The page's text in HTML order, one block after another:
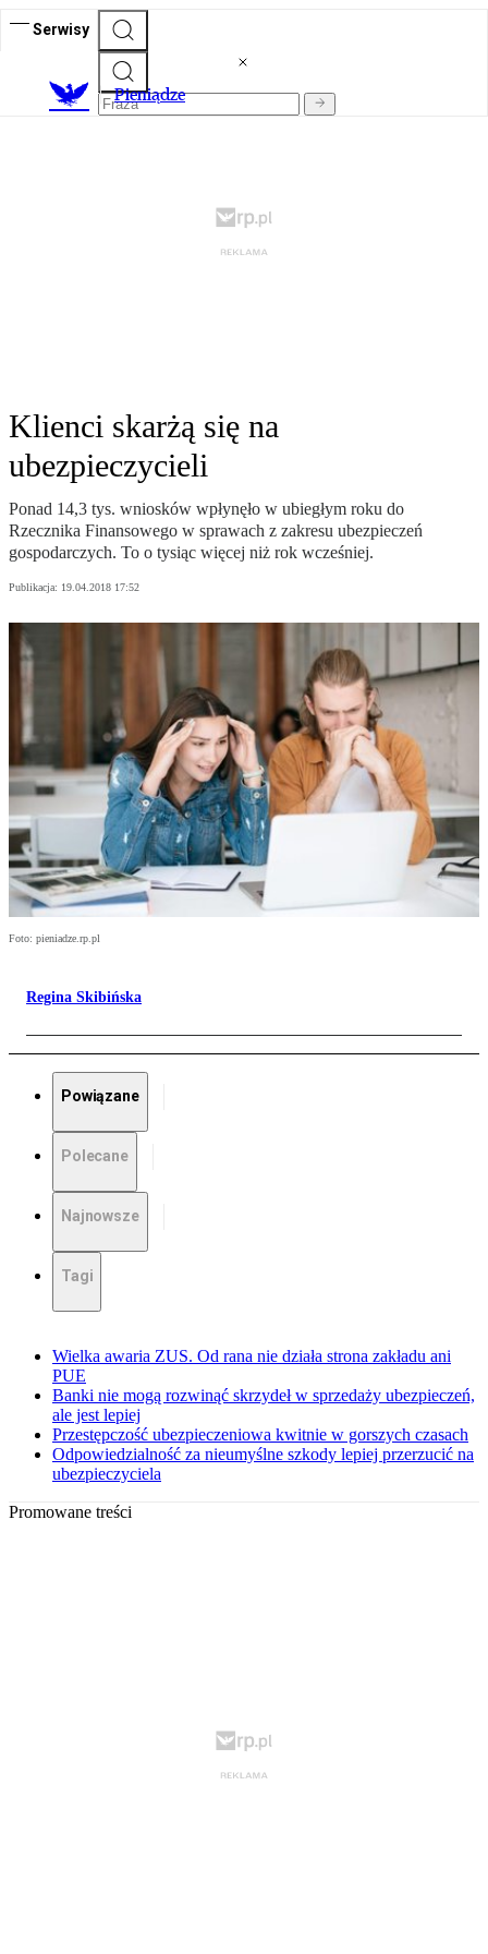
Serwisy
Pieniądze
Klienci skarżą się na
ubezpieczycieli
Ponad 14,3 tys. wniosków wpłynęło w ubiegłym roku do
Rzecznika Finansowego w sprawach z zakresu ubezpieczeń
gospodarczych. To o tysiąc więcej niż rok wcześniej.
Publikacja: 19.04.2018 17:52
Foto: pieniadze.rp.pl
Regina Skibińska
Powiązane
Polecane
Najnowsze
Tagi
Wielka awaria ZUS. Od rana nie działa strona zakładu ani
PUE
Banki nie mogą rozwinąć skrzydeł w sprzedaży ubezpieczeń,
ale jest lepiej
Przestępczość ubezpieczeniowa kwitnie w gorszych czasach
Odpowiedzialność za nieumyślne szkody lepiej przerzucić na
ubezpieczyciela
Promowane treści